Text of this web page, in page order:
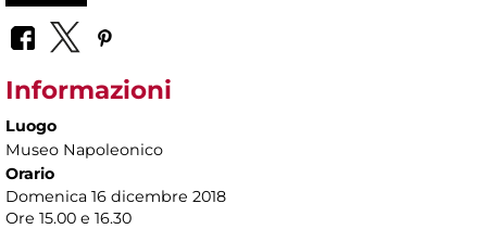
Informazioni
Luogo
Museo Napoleonico
Orario
Domenica 16 dicembre 2018
Ore 15.00 e 16.30